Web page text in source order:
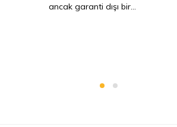
ancak garanti dışı bir...